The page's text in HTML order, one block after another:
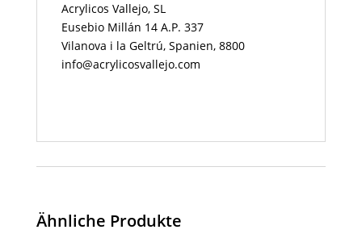
Acrylicos Vallejo, SL
Eusebio Millán 14 A.P. 337
Vilanova i la Geltrú, Spanien, 8800
info@acrylicosvallejo.com
Ähnliche Produkte